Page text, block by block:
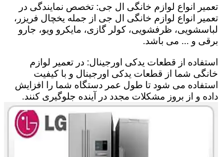
تعمیر انواع لوازم خانگی ال جی: تخصص نمایندگی در
تعمیر انواع لوازم خانگی ال جی از جمله یخچال فریزر،
لباسشویی، ظرفشویی، کولر گازی، مایکرو ویو، جارو
برقی و ... می باشد.
استفاده از قطعات یدکی اورجینال: در تعمیر لوازم
خانگی شما از قطعات یدکی اورجینال و با کیفیت
استفاده می شود تا طول عمر دستگاه شما را افزایش
داده و از بروز مشکلات مجدد در آینده جلوگیری کنند.